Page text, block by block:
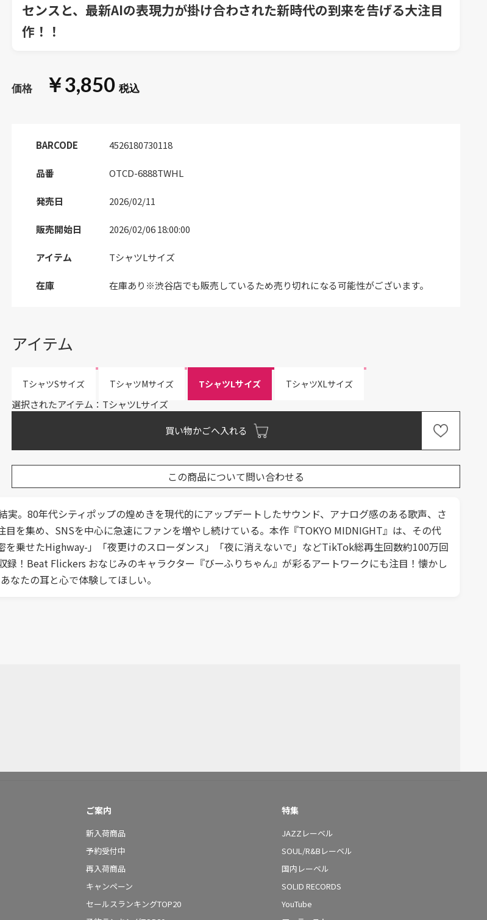
センスと、最新AIの表現力が掛け合わされた新時代の到来を告げる大注目
作！！
￥3,850
BARCODE 4526180730118
品番 OTCD-6888TWHL
発売日 2026/02/11
販売開始日 2026/02/06 18:00:00
アイテム TシャツLサイズ
在庫 在庫あり※渋谷店でも販売しているため売り切れになる可能性がございます。
アイテム
TシャツSサイズ TシャツMサイズ TシャツLサイズ TシャツXLサイズ
選択されたアイテム：TシャツLサイズ
買い物かごへ入れる
この商品について問い合わせる
。80年代シティポップの煌めきを現代的にアップデートしたサウンド、アナログ感のある歌声、さ
を集め、SNSを中心に急速にファンを増やし続けている。本作『TOKYO MIDNIGHT』は、その代
乗せたHighway-」「夜更けのスローダンス」「夜に消えないで」などTikTok総再生回数約100万回
！Beat Flickers おなじみのキャラクター『びーふりちゃん』が彩るアートワークにも注目！懐かし
なたの耳と心で体験してほしい。
ご案内
新入荷商品
予約受付中
再入荷商品
キャンペーン
セールスランキングTOP20
特集
JAZZレーベル
SOUL/R&Bレーベル
国内レーベル
SOLID RECORDS
YouTube